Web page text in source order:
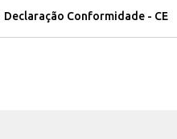
Declaração Conformidade - CE